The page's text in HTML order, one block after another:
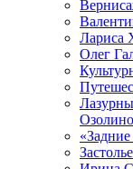
Лариса
Олег